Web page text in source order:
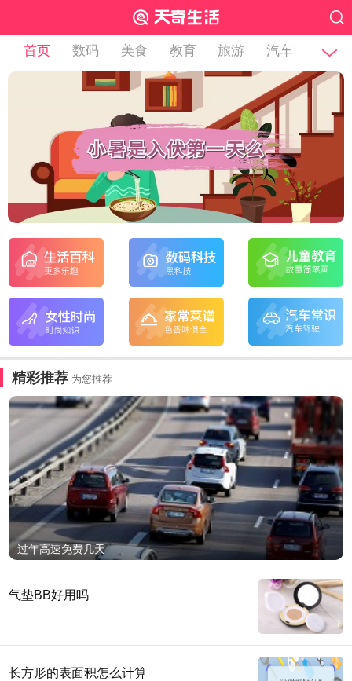
首页 数码 美食 教育 旅游 汽车
精彩推荐 为您推荐
过年高速免费几天
气垫BB好用吗
长方形的表面积怎么计算